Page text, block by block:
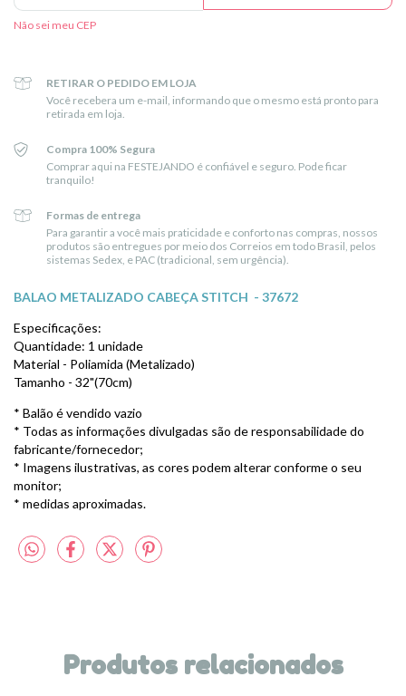
Não sei meu CEP
RETIRAR O PEDIDO EM LOJA
Você recebera um e-mail, informando que o mesmo está pronto para
retirada em loja.
Compra 100% Segura
Comprar aqui na FESTEJANDO é confiável e seguro. Pode ficar
tranquilo!
Formas de entrega
Para garantir a você mais praticidade e conforto nas compras, nossos
produtos são entregues por meio dos Correios em todo Brasil, pelos
sistemas Sedex, e PAC (tradicional, sem urgência).
BALAO METALIZADO CABEÇA STITCH - 37672
Especificações:
Quantidade: 1 unidade
Material - Poliamida (Metalizado)
Tamanho - 32"(70cm)
* Balão é vendido vazio
* Todas as informações divulgadas são de responsabilidade do
fabricante/fornecedor;
* Imagens ilustrativas, as cores podem alterar conforme o seu
monitor;
* medidas aproximadas.
Produtos relacionados